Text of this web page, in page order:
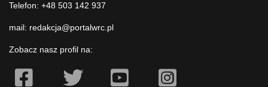
Telefon: +48 503 142 937
mail: redakcja@portalwrc.pl
Zobacz nasz profil na: